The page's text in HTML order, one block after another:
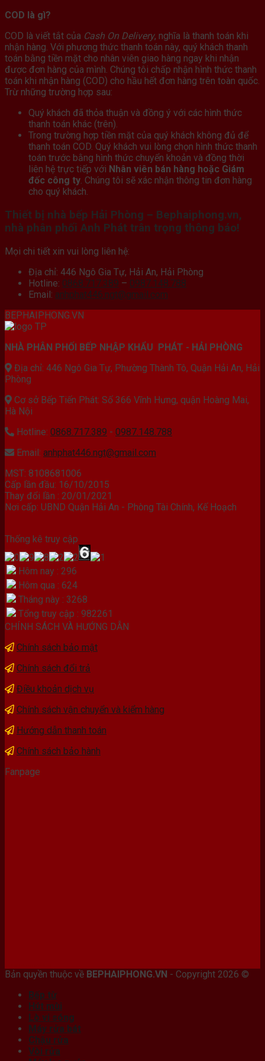
COD là gì?
COD là viết tắt của Cash On Delivery, nghĩa là thanh toán khi
nhận hàng. Với phương thức thanh toán này, quý khách thanh
toán bằng tiền mặt cho nhân viên giao hàng ngay khi nhận
được đơn hàng của mình. Chúng tôi chấp nhận hình thức thanh
toán khi nhận hàng (COD) cho hầu hết đơn hàng trên toàn quốc.
Trừ những trường hợp sau:
Quý khách đã thỏa thuận và đồng ý với các hình thức
thanh toán khác (trên).
Trong trường hợp tiền mặt của quý khách không đủ để
thanh toán COD. Quý khách vui lòng chọn hình thức thanh
toán trước bằng hình thức chuyển khoản và đồng thời
liên hệ trực tiếp với Nhân viên bán hàng hoặc Giám
đốc công ty. Chúng tôi sẽ xác nhận thông tin đơn hàng
cho quý khách.
Thiết bị nhà bếp Hải Phòng – Bephaiphong.vn,
nhà phân phối Anh Phát trân trọng thông báo!
Mọi chi tiết xin vui lòng liên hệ:
Địa chỉ: 446 Ngô Gia Tự, Hải An, Hải Phòng
Hotline: 0868.717.389 – 0987.148.788
Email: anhphat446.ngt@gmail.com
BEPHAIPHONG.VN
NHÀ PHÂN PHỐI BẾP NHẬP KHẨU PHÁT - HẢI PHÒNG
Địa chỉ: 446 Ngô Gia Tự, Phường Thành Tô, Quận Hải An, Hải
Phòng
Cơ sở Bếp Tiến Phát: Số 366 Vĩnh Hưng, quận Hoàng Mai,
Hà Nội
Hotline: 0868.717.389 - 0987.148.788
Email: anhphat446.ngt@gmail.com
MST: 8108681006
Cấp lần đầu: 16/10/2015
Thay đổi lần : 20/01/2021
Nơi cấp: UBND Quận Hải An - Phòng Tài Chính, Kế Hoạch
Thống kê truy cập
Hôm nay : 296
Hôm qua : 624
Tháng này : 3268
Tổng truy cập : 982261
CHÍNH SÁCH VÀ HƯỚNG DẪN
Chính sách bảo mật
Chính sách đổi trả
Điều khoản dịch vụ
Chính sách vận chuyển và kiểm hàng
Hướng dẫn thanh toán
Chính sách bảo hành
Fanpage
Bản quyền thuộc về BEPHAIPHONG.VN - Copyright 2026 ©
Bếp từ
Hút mùi
Lò vi sóng
Máy rửa bát
Chậu rửa
Vòi rửa